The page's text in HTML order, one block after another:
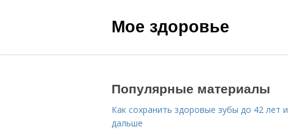
Мое здоровье
Популярные материалы
Как сохранить здоровые зубы до 42 лет и
дальше